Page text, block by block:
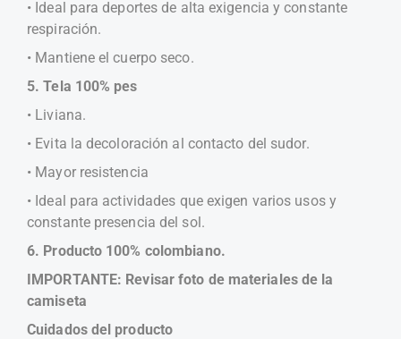
• Ideal para deportes de alta exigencia y constante
respiración.
• Mantiene el cuerpo seco.
5. Tela 100% pes
• Liviana.
• Evita la decoloración al contacto del sudor.
• Mayor resistencia
• Ideal para actividades que exigen varios usos y
constante presencia del sol.
6. Producto 100% colombiano.
IMPORTANTE: Revisar foto de materiales de la
camiseta
Cuidados del producto